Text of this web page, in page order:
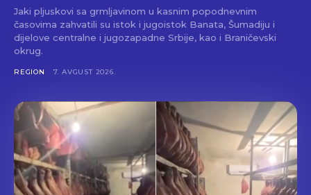
Jaki pljuskovi sa grmljavinom u kasnim popodnevnim
časovima zahvatili su istok i jugoistok Banata, Šumadiju i
dijelove centralne i jugozapadne Srbije, kao i Braničevski
okrug.
REGION 7. AVGUST 2026.